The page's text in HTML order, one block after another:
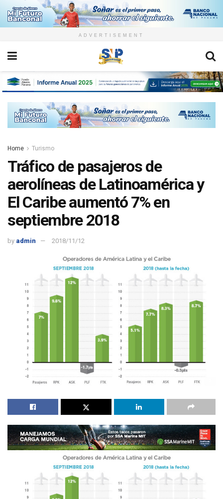
ADVERTISEMENT
Home Turismo
Tráfico de pasajeros de
aerolíneas de Latinoamérica y
El Caribe aumentó 7% en
septiembre 2018
by admin 2018/11/12